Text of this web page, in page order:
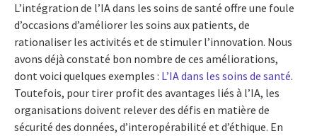
L’intégration de l’IA dans les soins de santé offre une foule
d’occasions d’améliorer les soins aux patients, de
rationaliser les activités et de stimuler l’innovation. Nous
avons déjà constaté bon nombre de ces améliorations,
dont voici quelques exemples : L’IA dans les soins de santé.
Toutefois, pour tirer profit des avantages liés à l’IA, les
organisations doivent relever des défis en matière de
sécurité des données, d’interopérabilité et d’éthique. En